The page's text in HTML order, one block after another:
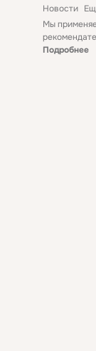
Новости
Мы
Подробнее